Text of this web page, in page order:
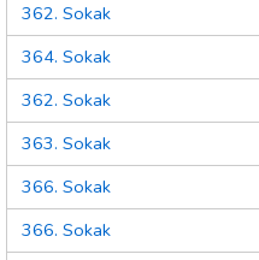
362. Sokak
364. Sokak
362. Sokak
363. Sokak
366. Sokak
366. Sokak